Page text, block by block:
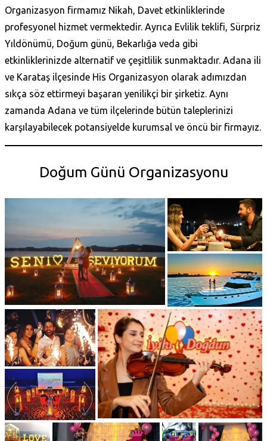
Organizasyon firmamız Nikah, Davet etkinliklerinde
profesyonel hizmet vermektedir. Ayrıca Evlilik teklifi, Sürpriz
Yıldönümü, Doğum günü, Bekarlığa veda gibi
etkinliklerinizde alternatif ve çeşitlilik sunmaktadır. Adana ili
ve Karataş‎ ilçesinde His Organizasyon olarak adımızdan
sıkça söz ettirmeyi başaran yenilikçi bir şirketiz. Aynı
zamanda Adana ve tüm ilçelerinde bütün taleplerinizi
karşılayabilecek potansiyelde kurumsal ve öncü bir firmayız.
Doğum Günü Organizasyonu